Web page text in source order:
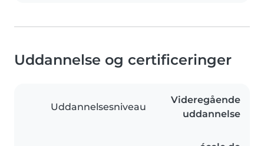
Uddannelse og certificeringer
Uddannelsesniveau
Videregående
uddannelse